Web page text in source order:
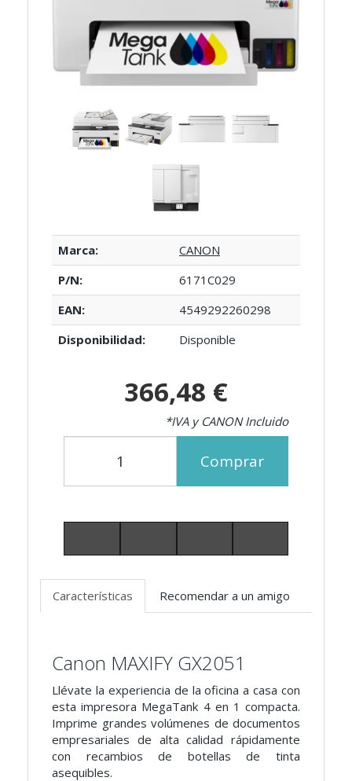
Marca:
CANON
P/N:
6171C029
EAN:
4549292260298
Disponibilidad:
Disponible
366,48 €
*IVA y CANON Incluido
Comprar
Características Recomendar a un amigo
Canon MAXIFY GX2051
Llévate la experiencia de la oficina a casa con
esta impresora MegaTank 4 en 1 compacta.
Imprime grandes volúmenes de documentos
empresariales de alta calidad rápidamente
con recambios de botellas de tinta
asequibles.